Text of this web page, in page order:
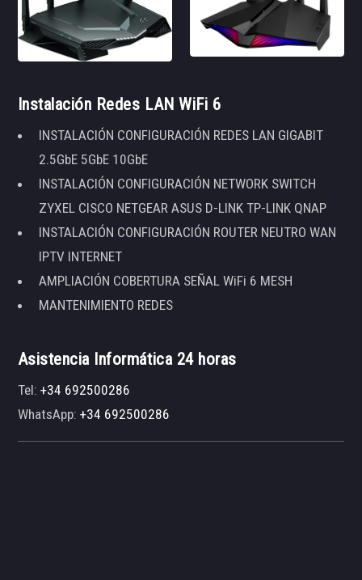
Instalación Redes LAN WiFi 6
INSTALACIÓN CONFIGURACIÓN REDES LAN GIGABIT
2.5GbE 5GbE 10GbE
INSTALACIÓN CONFIGURACIÓN NETWORK SWITCH
ZYXEL CISCO NETGEAR ASUS D-LINK TP-LINK QNAP
INSTALACIÓN CONFIGURACIÓN ROUTER NEUTRO WAN
IPTV INTERNET
AMPLIACIÓN COBERTURA SEÑAL WiFi 6 MESH
MANTENIMIENTO REDES
Asistencia Informática 24 horas
Tel:+34 692500286
WhatsApp:+34 692500286